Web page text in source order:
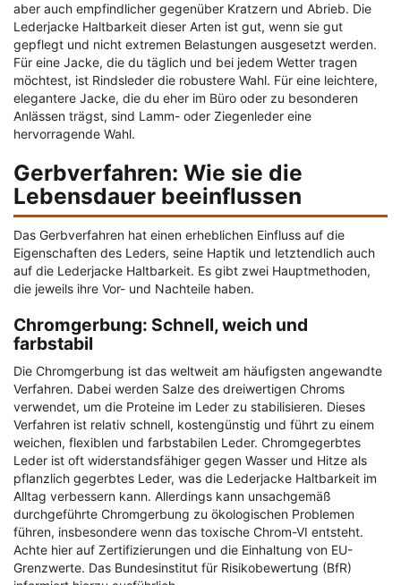
aber auch empfindlicher gegenüber Kratzern und Abrieb. Die
Lederjacke Haltbarkeit dieser Arten ist gut, wenn sie gut
gepflegt und nicht extremen Belastungen ausgesetzt werden.
Für eine Jacke, die du täglich und bei jedem Wetter tragen
möchtest, ist Rindsleder die robustere Wahl. Für eine leichtere,
elegantere Jacke, die du eher im Büro oder zu besonderen
Anlässen trägst, sind Lamm- oder Ziegenleder eine
hervorragende Wahl.
Gerbverfahren: Wie sie die
Lebensdauer beeinflussen
Das Gerbverfahren hat einen erheblichen Einfluss auf die
Eigenschaften des Leders, seine Haptik und letztendlich auch
auf die Lederjacke Haltbarkeit. Es gibt zwei Hauptmethoden,
die jeweils ihre Vor- und Nachteile haben.
Chromgerbung: Schnell, weich und
farbstabil
Die Chromgerbung ist das weltweit am häufigsten angewandte
Verfahren. Dabei werden Salze des dreiwertigen Chroms
verwendet, um die Proteine im Leder zu stabilisieren. Dieses
Verfahren ist relativ schnell, kostengünstig und führt zu einem
weichen, flexiblen und farbstabilen Leder. Chromgegerbtes
Leder ist oft widerstandsfähiger gegen Wasser und Hitze als
pflanzlich gegerbtes Leder, was die Lederjacke Haltbarkeit im
Alltag verbessern kann. Allerdings kann unsachgemäß
durchgeführte Chromgerbung zu ökologischen Problemen
führen, insbesondere wenn das toxische Chrom-VI entsteht.
Achte hier auf Zertifizierungen und die Einhaltung von EU-
Grenzwerte. Das Bundesinstitut für Risikobewertung (BfR)